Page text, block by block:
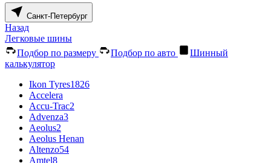
Санкт-Петербург
Назад
Легковые шины
Подбор по размеру
Подбор по авто
Шинный
калькулятор
Ikon Tyres1826
Accelera
Accu-Trac2
Advenza3
Aeolus2
Aeolus Henan
Altenzo54
Amtel8